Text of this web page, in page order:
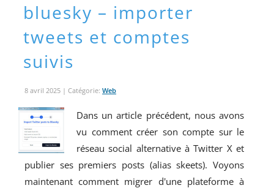
bluesky – importer
tweets et comptes
suivis
8 avril 2025 | Catégorie: Web
Dans un article précédent, nous avons
vu comment créer son compte sur le
réseau social alternative à Twitter X et
publier ses premiers posts (alias skeets). Voyons
maintenant comment migrer d'une plateforme à